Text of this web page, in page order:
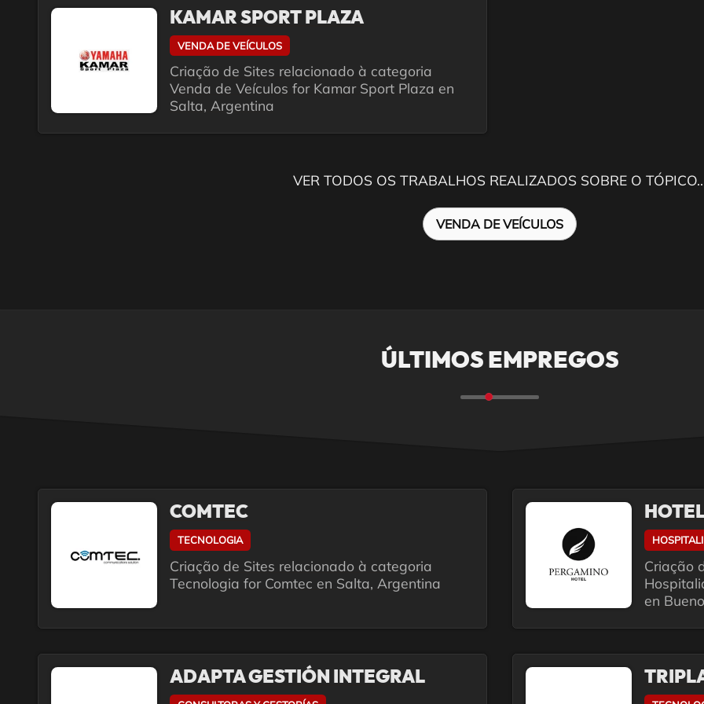
KAMAR SPORT PLAZA
VENDA DE VEÍCULOS
Criação de Sites relacionado à categoria
Venda de Veículos for Kamar Sport Plaza en
Salta, Argentina
VER TODOS OS TRABALHOS REALIZADOS SOBRE O
VENDA DE VEÍCULOS
ÚLTIMOS EMPREGOS
COMTEC
TECNOLOGIA
Criação de Sites relacionado à categoria
Tecnologia for Comtec en Salta, Argentina
Criação
en
ADAPTA GESTIÓN INTEGRAL